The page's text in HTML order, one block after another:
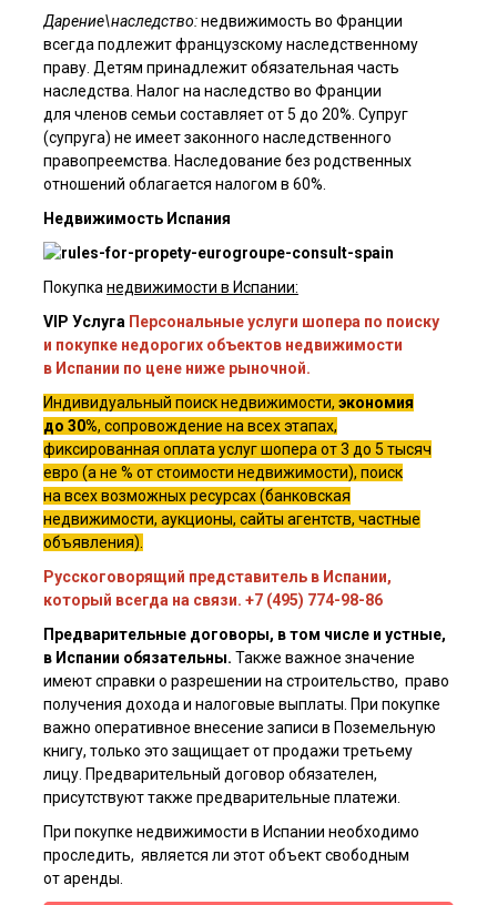
Дарение\наследство:недвижимость во Франции
всегда подлежит французскому наследственному
праву. Детям принадлежит обязательная часть
наследства. Налог на наследство во Франции
для членов семьи составляет от 5 до 20%. Супруг
(супруга) не имеет законного наследственного
правопреемства. Наследование без родственных
отношений облагается налогом в 60%.
Недвижимость Испания
Покупка недвижимости в Испании:
VIP Услуга Персональные услуги шопера по поиску
и покупке недорогих объектов недвижимости
в Испании по цене ниже рыночной.
Индивидуальный поиск недвижимости, экономия
до 30%, сопровождение на всех этапах,
фиксированная оплата услуг шопера от 3 до 5 тысяч
евро (а не % от стоимости недвижимости), поиск
на всех возможных ресурсах (банковская
недвижимости, аукционы, сайты агентств, частные
объявления).
Русскоговорящий представитель в Испании,
который всегда на связи. +7 (495) 774-98-86
Предварительные договоры, в том числе и устные,
в Испании обязательны. Также важное значение
имеют справки о разрешении на строительство, право
получения дохода и налоговые выплаты. При покупке
важно оперативное внесение записи в Поземельную
книгу, только это защищает от продажи третьему
лицу. Предварительный договор обязателен,
присутствуют также предварительные платежи.
При покупке недвижимости в Испании необходимо
проследить, является ли этот объект свободным
от аренды.